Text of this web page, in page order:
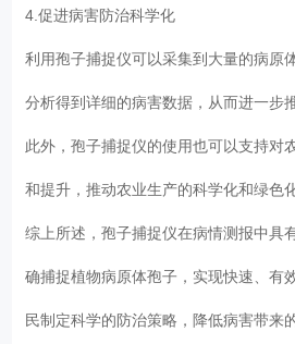
4.促进病害防治科学化
利用孢子捕捉仪可以采集到大量的病原
分析得到详细的病害数据，从而进一步
此外，孢子捕捉仪的使用也可以支持对
和提升，推动农业生产的科学化和绿色
综上所述，孢子捕捉仪在病情测报中具
确捕捉植物病原体孢子，实现快速、有
民制定科学的防治策略，降低病害带来